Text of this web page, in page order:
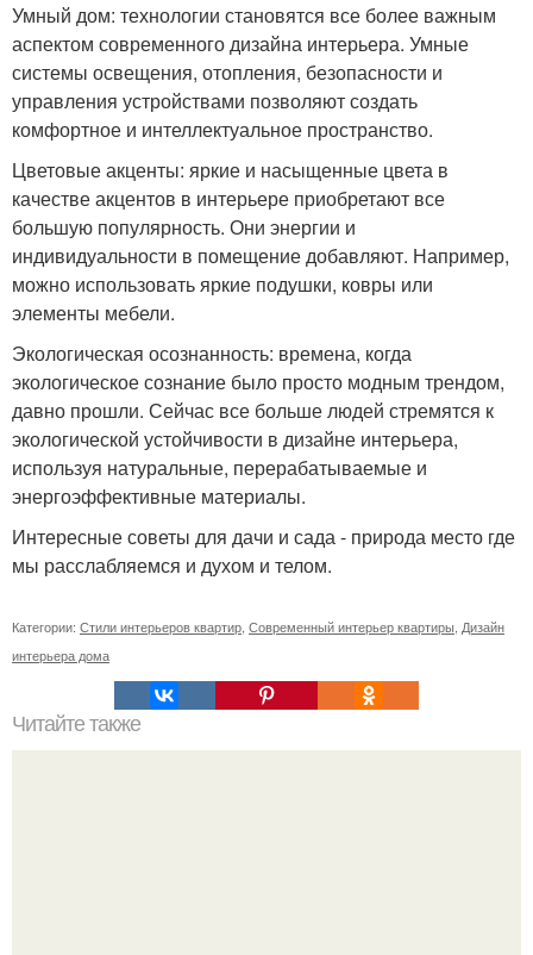
Умный дом: технологии становятся все более важным
аспектом современного дизайна интерьера. Умные
системы освещения, отопления, безопасности и
управления устройствами позволяют создать
комфортное и интеллектуальное пространство.
Цветовые акценты: яркие и насыщенные цвета в
качестве акцентов в интерьере приобретают все
большую популярность. Они энергии и
индивидуальности в помещение добавляют. Например,
можно использовать яркие подушки, ковры или
элементы мебели.
Экологическая осознанность: времена, когда
экологическое сознание было просто модным трендом,
давно прошли. Сейчас все больше людей стремятся к
экологической устойчивости в дизайне интерьера,
используя натуральные, перерабатываемые и
энергоэффективные материалы.
Интересные советы для дачи и сада - природа место где
мы расслабляемся и духом и телом.
Категории: Стили интерьеров квартир Современный интерьер квартиры Дизайн
интерьера дома
Читайте также